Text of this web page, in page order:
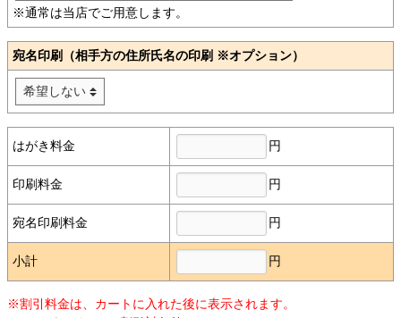
※通常は当店でご用意します。
宛名印刷（相手方の住所氏名の印刷 ※オプション）
はがき料金 円
印刷料金 円
宛名印刷料金 円
小計 円
※割引料金は、カートに入れた後に表示されます。